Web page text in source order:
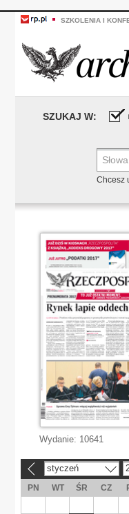
SZKOLENIA I
SZUKAJ W:
Chcesz
Wydanie: 10641
styczeń
PN WT ŚR CZ